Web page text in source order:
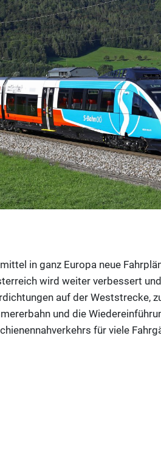
in ganz Europa neue
wird weiter verbessert
auf der Weststrecke,
und die
für viele